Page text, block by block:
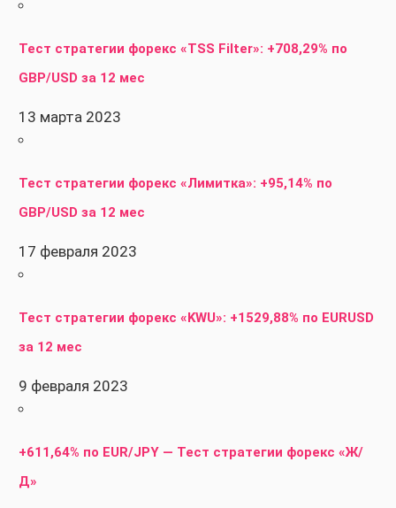
Тест стратегии форекс «TSS Filter»: +708,29% по
GBP/USD за 12 мес
13 марта 2023
Тест стратегии форекс «Лимитка»: +95,14% по
GBP/USD за 12 мес
17 февраля 2023
Тест стратегии форекс «KWU»: +1529,88% по EURUSD
за 12 мес
9 февраля 2023
+611,64% по EUR/JPY — Тест стратегии форекс «Ж/
Д»